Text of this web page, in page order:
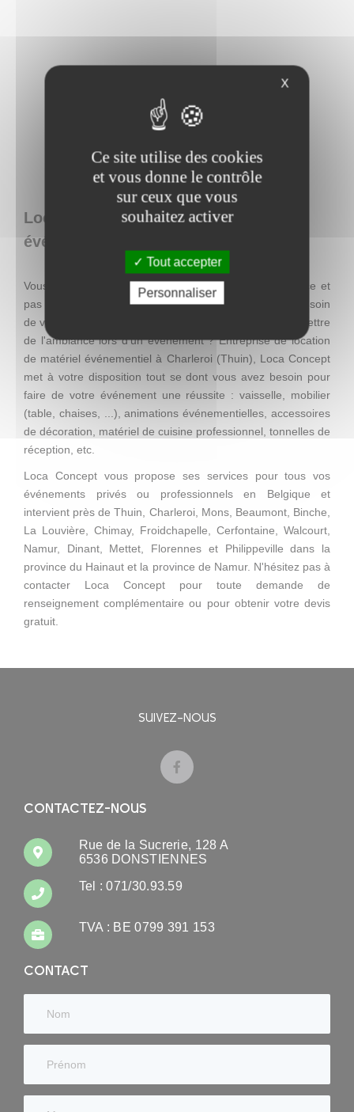
Loca Concept : location de matériel
événementiel en Belgique
Vous recherchez une décoration facile à mettre en place et
pas chère, mais qui se distingue par son originalité ? Besoin
de visibilité pour une action promotionnelle ? Envie de mettre
de l'ambiance lors d'un événement ? Entreprise de location
de matériel événementiel à Charleroi (Thuin), Loca Concept
met à votre disposition tout se dont vous avez besoin pour
faire de votre événement une réussite : vaisselle, mobilier
(table, chaises, ...), animations événementielles, accessoires
de décoration, matériel de cuisine professionnel, tonnelles de
réception, etc.
Loca Concept vous propose ses services pour tous vos
événements privés ou professionnels en Belgique et
intervient près de Thuin, Charleroi, Mons, Beaumont, Binche,
La Louvière, Chimay, Froidchapelle, Cerfontaine, Walcourt,
Namur, Dinant, Mettet, Florennes et Philippeville dans la
province du Hainaut et la province de Namur. N'hésitez pas à
contacter Loca Concept pour toute demande de
renseignement complémentaire ou pour obtenir votre devis
gratuit.
SUIVEZ-NOUS
CONTACTEZ-NOUS
Rue de la Sucrerie, 128 A
6536 DONSTIENNES
Tel : 071/30.93.59
TVA : BE 0799 391 153
CONTACT
X
Ce site utilise des cookies
et vous donne le contrôle
sur ceux que vous
souhaitez activer
Tout accepter
Personnaliser